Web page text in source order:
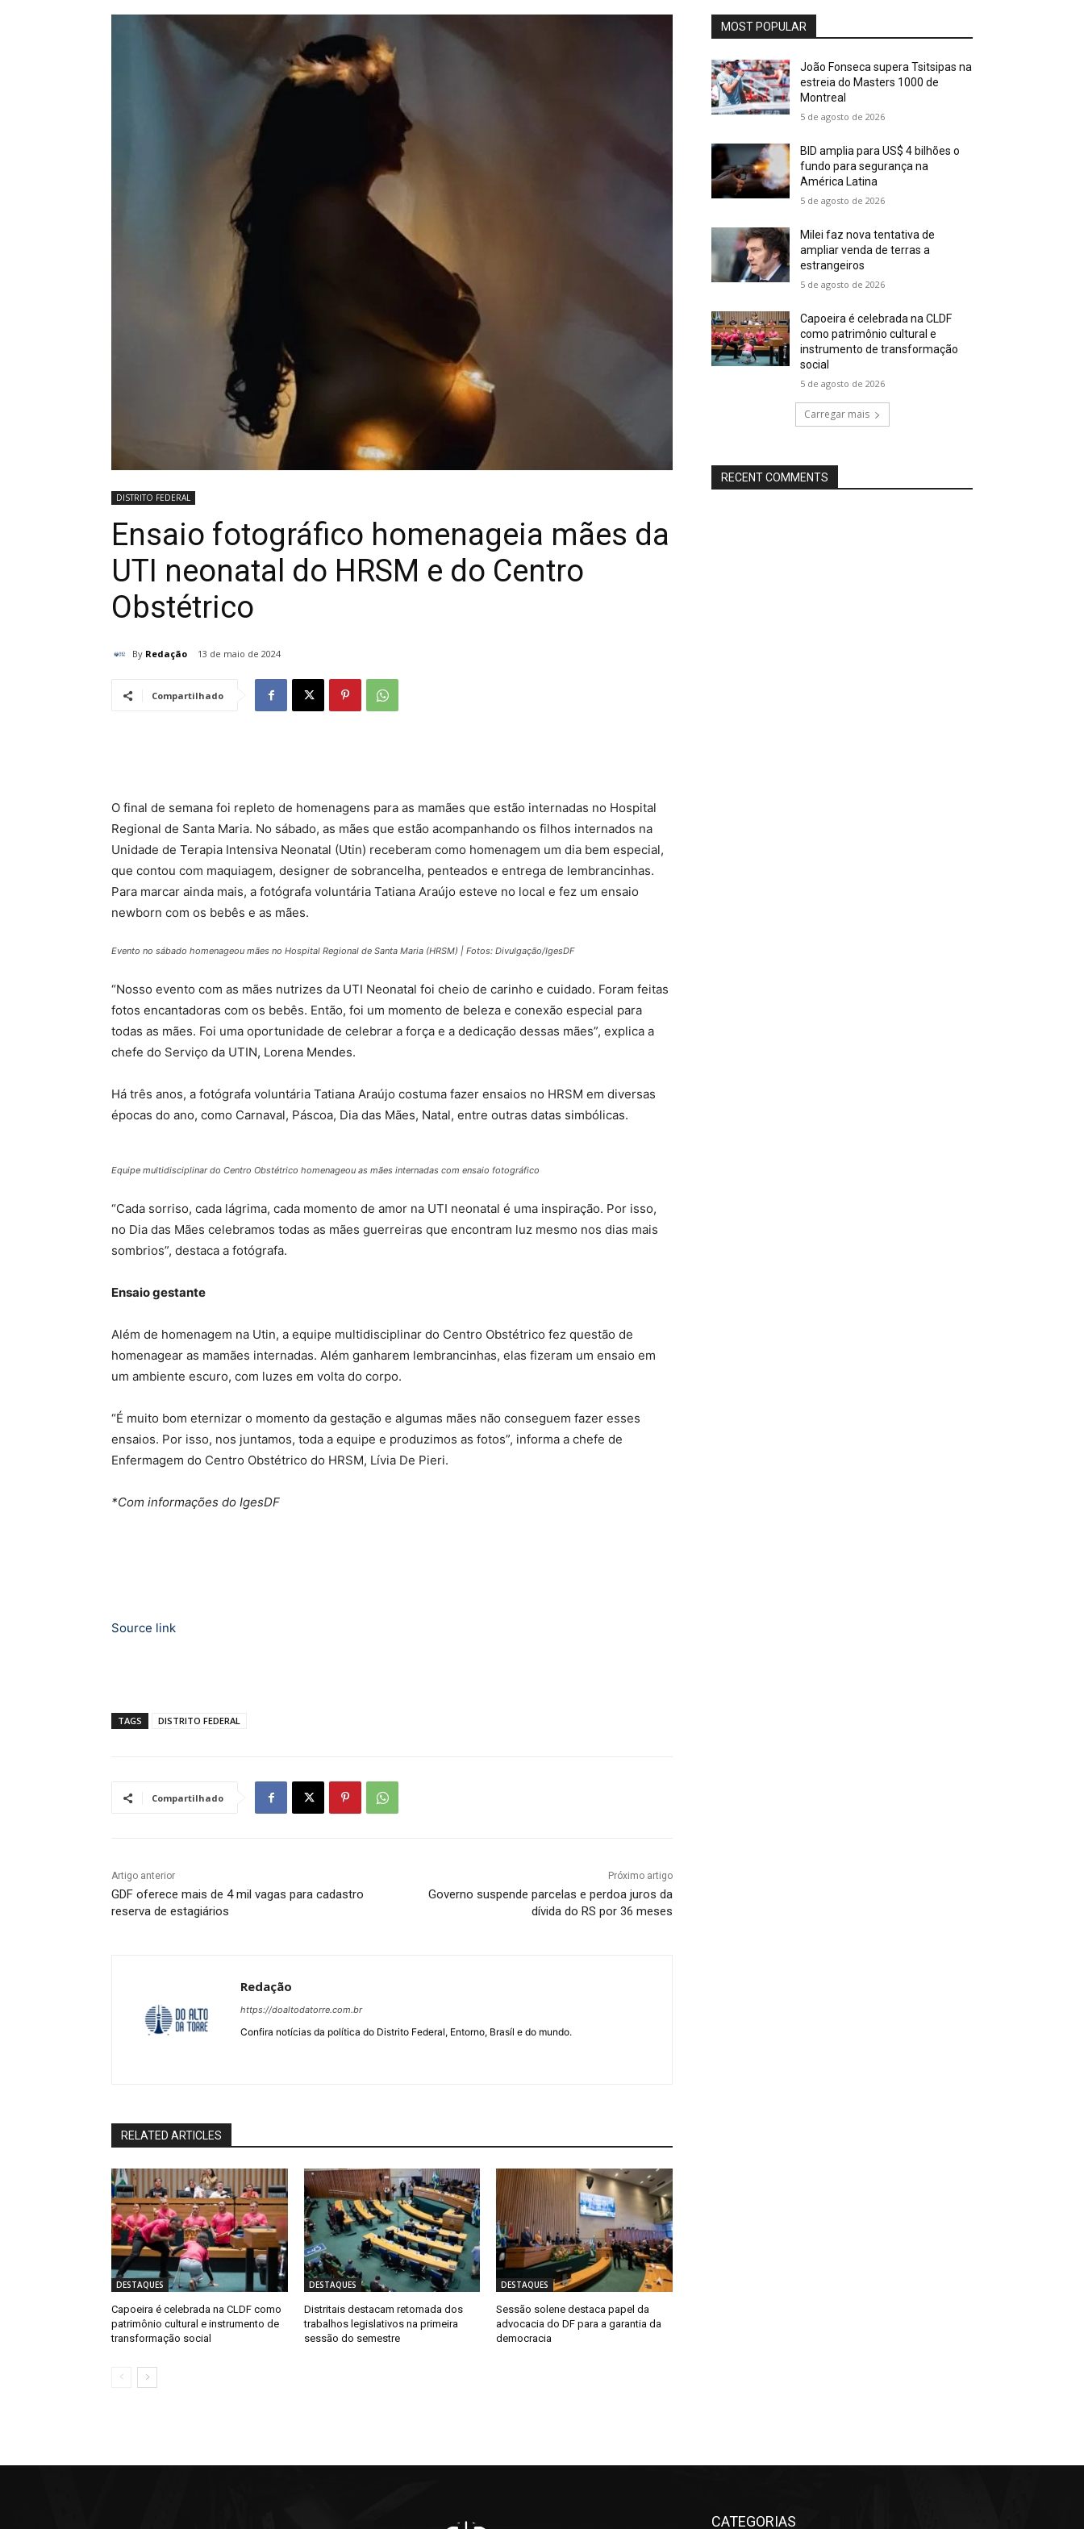
DISTRITO FEDERAL
Ensaio fotográfico homenageia mães da
UTI neonatal do HRSM e do Centro
Obstétrico
By Redação 13 de maio de 2024
Compartilhado
O final de semana foi repleto de homenagens para as mamães que estão internadas no Hospital
Regional de Santa Maria. No sábado, as mães que estão acompanhando os filhos internados na
Unidade de Terapia Intensiva Neonatal (Utin) receberam como homenagem um dia bem especial,
que contou com maquiagem, designer de sobrancelha, penteados e entrega de lembrancinhas.
Para marcar ainda mais, a fotógrafa voluntária Tatiana Araújo esteve no local e fez um ensaio
newborn com os bebês e as mães.
Evento no sábado homenageou mães no Hospital Regional de Santa Maria (HRSM) | Fotos: Divulgação/IgesDF
“Nosso evento com as mães nutrizes da UTI Neonatal foi cheio de carinho e cuidado. Foram feitas
fotos encantadoras com os bebês. Então, foi um momento de beleza e conexão especial para
todas as mães. Foi uma oportunidade de celebrar a força e a dedicação dessas mães”, explica a
chefe do Serviço da UTIN, Lorena Mendes.
Há três anos, a fotógrafa voluntária Tatiana Araújo costuma fazer ensaios no HRSM em diversas
épocas do ano, como Carnaval, Páscoa, Dia das Mães, Natal, entre outras datas simbólicas.
Equipe multidisciplinar do Centro Obstétrico homenageou as mães internadas com ensaio fotográfico
“Cada sorriso, cada lágrima, cada momento de amor na UTI neonatal é uma inspiração. Por isso,
no Dia das Mães celebramos todas as mães guerreiras que encontram luz mesmo nos dias mais
sombrios”, destaca a fotógrafa.
Ensaio gestante
Além de homenagem na Utin, a equipe multidisciplinar do Centro Obstétrico fez questão de
homenagear as mamães internadas. Além ganharem lembrancinhas, elas fizeram um ensaio em
um ambiente escuro, com luzes em volta do corpo.
“É muito bom eternizar o momento da gestação e algumas mães não conseguem fazer esses
ensaios. Por isso, nos juntamos, toda a equipe e produzimos as fotos”, informa a chefe de
Enfermagem do Centro Obstétrico do HRSM, Lívia De Pieri.
*Com informações do IgesDF
Source link
TAGS DISTRITO FEDERAL
Compartilhado
Artigo anterior
GDF oferece mais de 4 mil vagas para cadastro
reserva de estagiários
Próximo artigo
Governo suspende parcelas e perdoa juros da
dívida do RS por 36 meses
Redação
https://doaltodatorre.com.br
Confira notícias da política do Distrito Federal, Entorno, Brasíl e do mundo.
RELATED ARTICLES
DESTAQUES
Capoeira é celebrada na CLDF como
patrimônio cultural e instrumento de
transformação social
DESTAQUES
Distritais destacam retomada dos
trabalhos legislativos na primeira
sessão do semestre
DESTAQUES
Sessão solene destaca papel da
advocacia do DF para a garantia da
democracia
MOST POPULAR
João Fonseca supera Tsitsipas na
estreia do Masters 1000 de
Montreal
5 de agosto de 2026
BID amplia para US$ 4 bilhões o
fundo para segurança na
América Latina
5 de agosto de 2026
Milei faz nova tentativa de
ampliar venda de terras a
estrangeiros
5 de agosto de 2026
Capoeira é celebrada na CLDF
como patrimônio cultural e
instrumento de transformação
social
5 de agosto de 2026
Carregar mais
RECENT COMMENTS
CATEGORIAS